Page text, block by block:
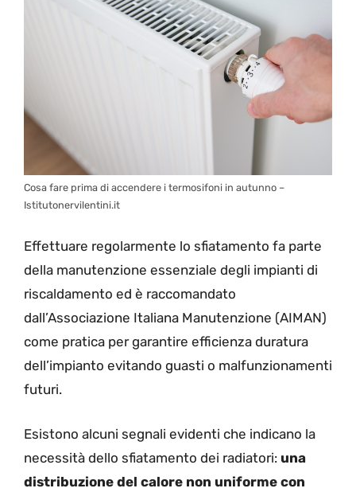
Cosa fare prima di accendere i termosifoni in autunno –
Istitutonervilentini.it
Effettuare regolarmente lo sfiatamento fa parte
della manutenzione essenziale degli impianti di
riscaldamento ed è raccomandato
dall’Associazione Italiana Manutenzione (AIMAN)
come pratica per garantire efficienza duratura
dell’impianto evitando guasti o malfunzionamenti
futuri.
Esistono alcuni segnali evidenti che indicano la
necessità dello sfiatamento dei radiatori: una
distribuzione del calore non uniforme con